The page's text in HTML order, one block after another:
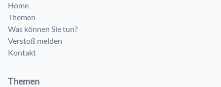
Home
Themen
Was können Sie tun?
Verstoß melden
Kontakt
Themen